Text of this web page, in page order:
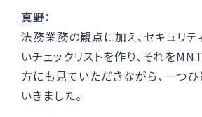
真野：
法務業務の観点に加え、セキュリ
いチェックリストを作り、それを
方にも見ていただきながら、一つひ
いきました。